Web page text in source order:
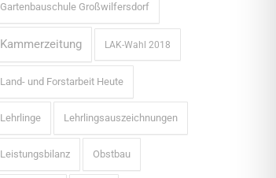
Gartenbauschule Großwilfersdorf
Kammerzeitung LAK-Wahl 2018
Land- und Forstarbeit Heute
Lehrlinge Lehrlingsauszeichnungen
Leistungsbilanz Obstbau